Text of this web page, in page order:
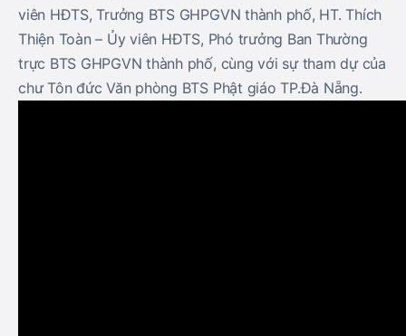
viên HĐTS, Trưởng BTS GHPGVN thành phố, HT. Thích
Thiện Toàn – Ủy viên HĐTS, Phó trưởng Ban Thường
trực BTS GHPGVN thành phố, cùng với sự tham dự của
chư Tôn đức Văn phòng BTS Phật giáo TP.Đà Nẵng.